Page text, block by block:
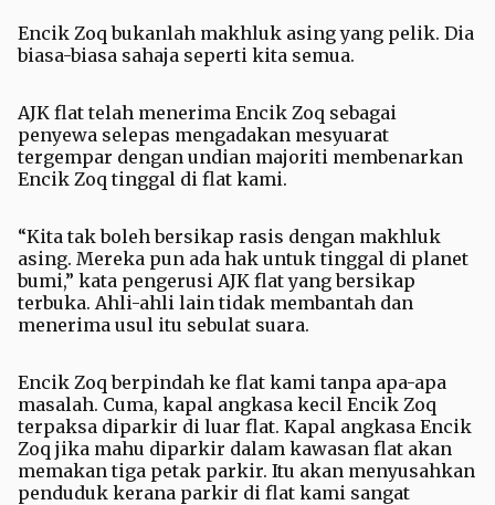
Encik Zoq bukanlah makhluk asing yang pelik. Dia
biasa-biasa sahaja seperti kita semua.
AJK flat telah menerima Encik Zoq sebagai
penyewa selepas mengadakan mesyuarat
tergempar dengan undian majoriti membenarkan
Encik Zoq tinggal di flat kami.
“Kita tak boleh bersikap rasis dengan makhluk
asing. Mereka pun ada hak untuk tinggal di planet
bumi,” kata pengerusi AJK flat yang bersikap
terbuka. Ahli-ahli lain tidak membantah dan
menerima usul itu sebulat suara.
Encik Zoq berpindah ke flat kami tanpa apa-apa
masalah. Cuma, kapal angkasa kecil Encik Zoq
terpaksa diparkir di luar flat. Kapal angkasa Encik
Zoq jika mahu diparkir dalam kawasan flat akan
memakan tiga petak parkir. Itu akan menyusahkan
penduduk kerana parkir di flat kami sangat